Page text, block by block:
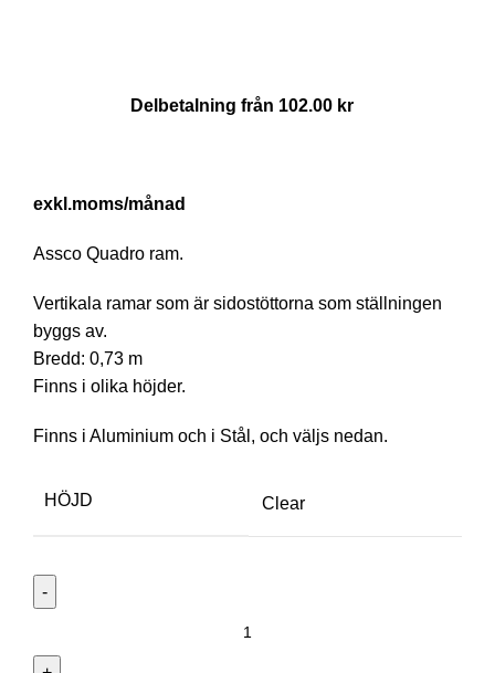
Delbetalning från 102.00 kr
/månad
Assco Quadro ram.
Vertikala ramar som är sidostöttorna som ställningen
byggs av.
Bredd: 0,73 m
Finns i olika höjder.
Finns i Aluminium och i Stål, och väljs nedan.
HÖJD Clear